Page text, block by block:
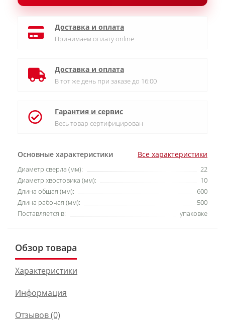
Основные характеристики Все характеристики
Диаметр сверла (мм):
22
Диаметр хвостовика (мм):
10
Длина общая (мм):
600
Длина рабочая (мм):
500
Поставляется в:
упаковке
Доставка и оплата
Принимаем оплату online
Доставка и оплата
В тот же день при заказе до 16:00
Гарантия и сервис
Весь товар сертифицирован
Обзор товара
Характеристики
Информация
Отзывов (0)